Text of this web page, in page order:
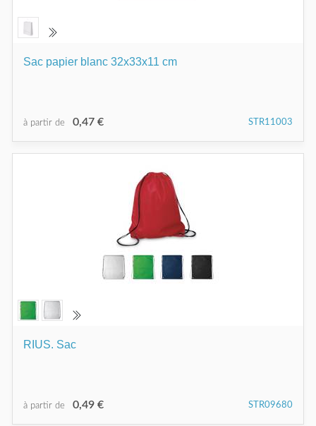
Sac papier blanc 32x33x11 cm
à partir de 0,47 € STR11003
RIUS. Sac
à partir de 0,49 € STR09680